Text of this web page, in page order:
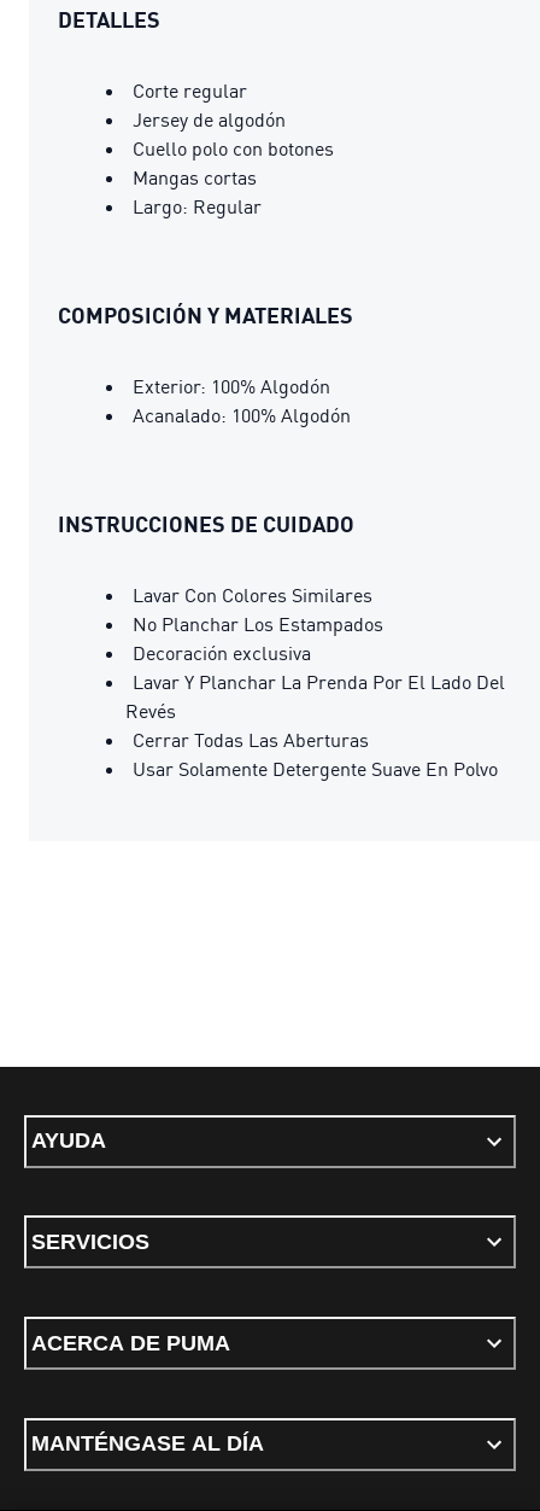
DETALLES
Corte regular
Jersey de algodón
Cuello polo con botones
Mangas cortas
Largo: Regular
COMPOSICIÓN Y MATERIALES
Exterior: 100% Algodón
Acanalado: 100% Algodón
INSTRUCCIONES DE CUIDADO
Lavar Con Colores Similares
No Planchar Los Estampados
Decoración exclusiva
Lavar Y Planchar La Prenda Por El Lado Del
Revés
Cerrar Todas Las Aberturas
Usar Solamente Detergente Suave En Polvo
AYUDA
SERVICIOS
ACERCA DE PUMA
MANTÉNGASE AL DÍA